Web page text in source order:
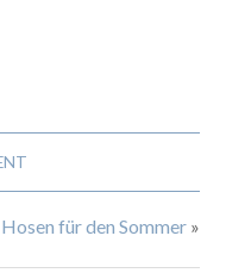
für den Sommer»